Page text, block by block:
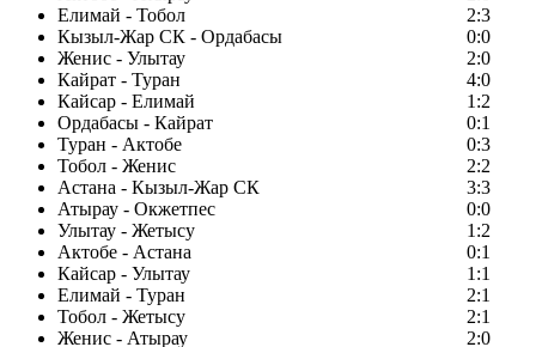
Елимай - Тобол
2:3
Кызыл-Жар СК - Ордабасы
0:0
Женис - Улытау
2:0
Кайрат - Туран
4:0
Кайсар - Елимай
1:2
Ордабасы - Кайрат
0:1
Туран - Актобе
0:3
Тобол - Женис
2:2
Астана - Кызыл-Жар СК
3:3
Атырау - Окжетпес
0:0
Улытау - Жетысу
1:2
Актобе - Астана
0:1
Кайсар - Улытау
1:1
Елимай - Туран
2:1
Тобол - Жетысу
2:1
Женис - Атырау
2:0